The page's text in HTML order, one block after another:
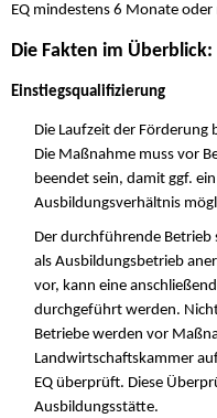
EQ mindestens 6 Monate
Die Fakten im Überblick:
Einstiegsqualifizierung
Die Laufzeit der Förderung
Die Maßnahme muss vor
beendet sein, damit ggf.
Ausbildungsverhältnis
Der durchführende
als Ausbildungsbetrieb
vor, kann eine
durchgeführt werden.
Betriebe werden vor
Landwirtschaftskammer
EQ überprüft. Diese
Ausbildungsstätte.